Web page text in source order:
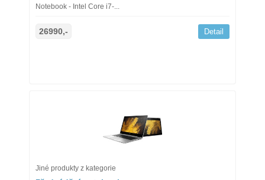
Notebook - Intel Core i7-...
26990,- Detail
Jiné produkty z kategorie